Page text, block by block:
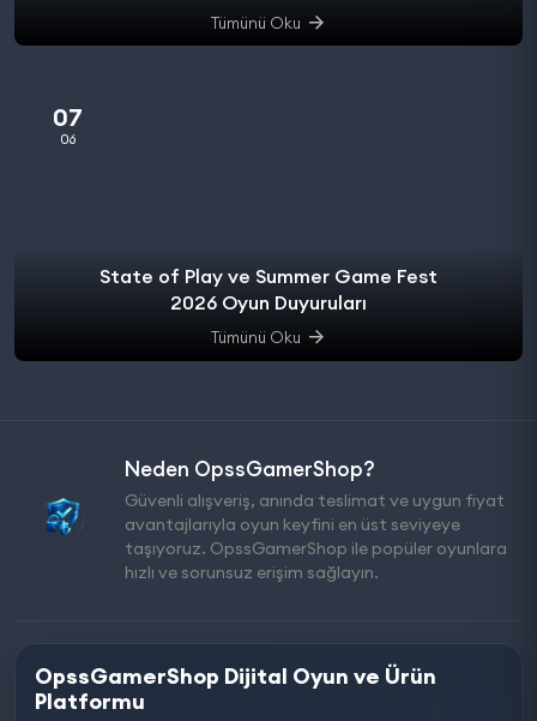
başla.
Tümünü Oku
07
06
State of Play ve Summer Game Fest
2026 Oyun Duyuruları
Tümünü Oku
Neden OpssGamerShop?
Güvenli alışveriş, anında teslimat ve uygun fiyat
avantajlarıyla oyun keyfini en üst seviyeye
taşıyoruz. OpssGamerShop ile popüler oyunlara
hızlı ve sorunsuz erişim sağlayın.
OpssGamerShop Dijital Oyun ve Ürün
Platformu